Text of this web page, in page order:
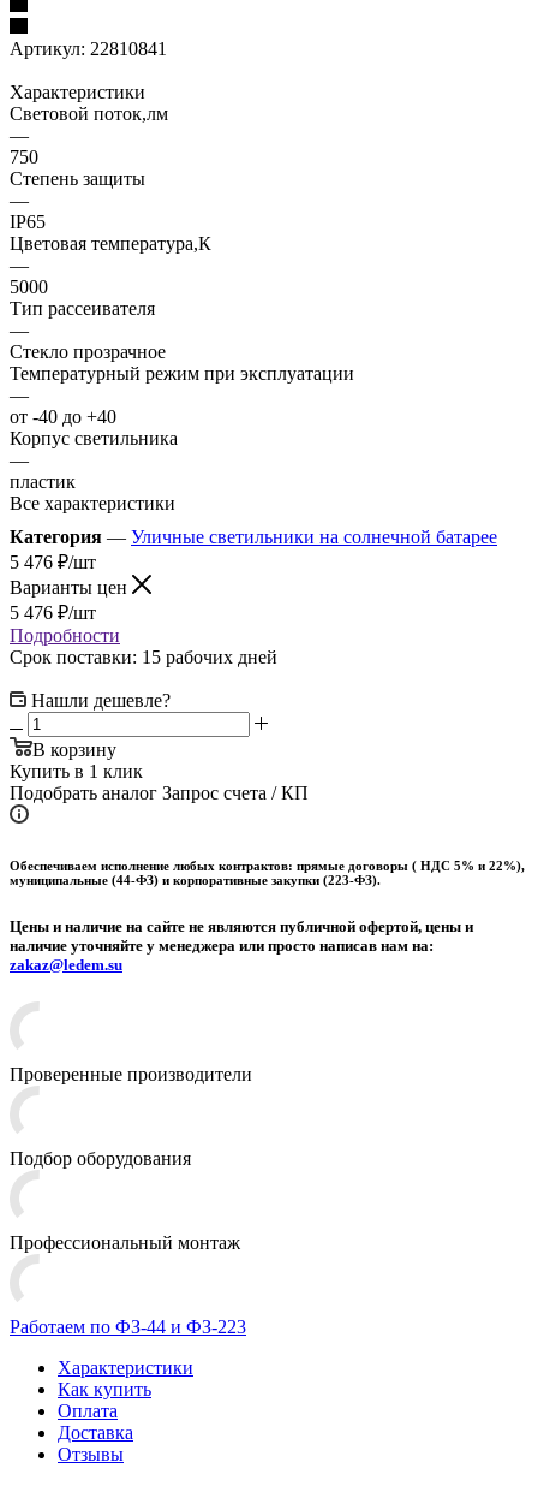
Артикул: 22810841
Характеристики
Световой поток,лм
—
750
Степень защиты
—
IP65
Цветовая температура,К
—
5000
Тип рассеивателя
—
Стекло прозрачное
Температурный режим при эксплуатации
—
от -40 до +40
Корпус светильника
—
пластик
Все характеристики
Категория — Уличные светильники на солнечной батарее
5 476 ₽/шт
Варианты цен
5 476 ₽/шт
Подробности
Срок поставки: 15 рабочих дней
Нашли дешевле?
В корзину
Купить в 1 клик
Подобрать аналог Запрос счета / КП
Обеспечиваем исполнение любых контрактов: прямые договоры ( НДС 5% и 22%),
муниципальные (44-ФЗ) и корпоративные закупки (223-ФЗ).
Цены и наличие на сайте не являются публичной офертой, цены и
наличие уточняйте у менеджера или просто написав нам на:
zakaz@ledem.su
Проверенные производители
Подбор оборудования
Профессиональный монтаж
Работаем по ФЗ-44 и ФЗ-223
Характеристики
Как купить
Оплата
Доставка
Отзывы